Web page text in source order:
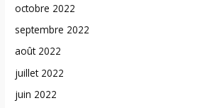
octobre 2022
septembre 2022
août 2022
juillet 2022
juin 2022